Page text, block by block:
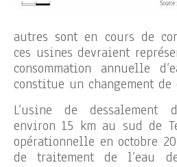
autres sont en cours de
ces usines devraient
consommation annuelle
constitue un changement de
L’usine de
environ 15 km au sud de
opérationnelle en octobre
de traitement de l’eau